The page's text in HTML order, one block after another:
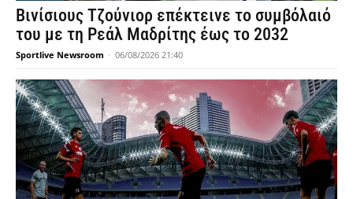
Βινίσιους Τζούνιορ επέκτεινε το συμβόλαιό
του με τη Ρεάλ Μαδρίτης έως το 2032
Sportlive Newsroom - 06/08/2026 21:40